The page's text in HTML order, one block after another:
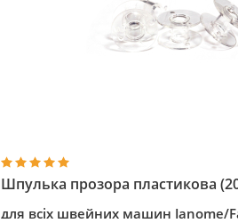
Шпулька прозора пластикова
для всіх швейних машин Janome/